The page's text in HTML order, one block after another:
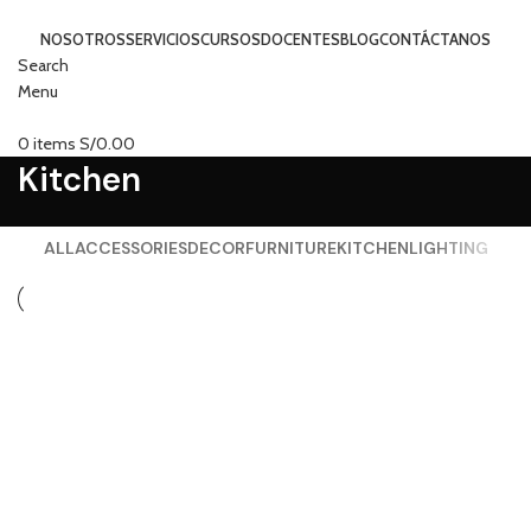
NOSOTROSSERVICIOSCURSOSDOCENTESBLOGCONTÁCTANOS
Search
Menu
0 items S/0.00
Kitchen
ALLACCESSORIESDECORFURNITUREKITCHENLIGHTING